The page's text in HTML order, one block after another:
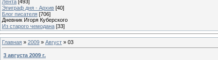
Лента [493]
Эпиграф дня - Архив [40]
Блог писателя [706]
Дневник Игоря Куберского
Из старого чемодана [33]
Главная » 2009 » Август » 03
3 августа 2009 г.